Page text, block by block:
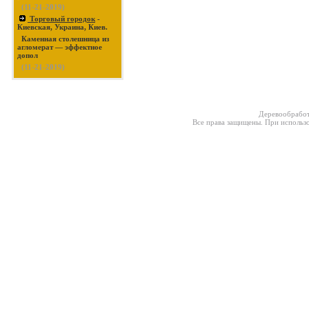
(11-21-2019)
Торговый городок -
Киевская, Украина, Киев.
Каменная столешница из
агломерат — эффектное
допол
(11-21-2019)
Все права защищены. При